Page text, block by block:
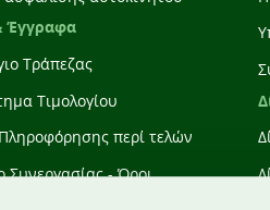
Έγγραφα
Τράπεζας
Τιμολογίου
περί τελών
Συνεργασίας - Όροι